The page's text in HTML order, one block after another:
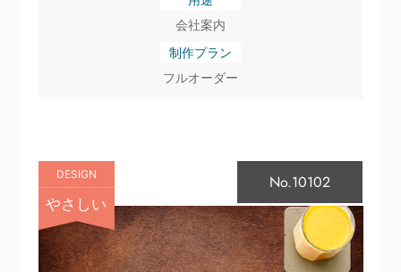
会社案内
制作プラン
フルオーダー
DESIGN
やさしい
No.10102